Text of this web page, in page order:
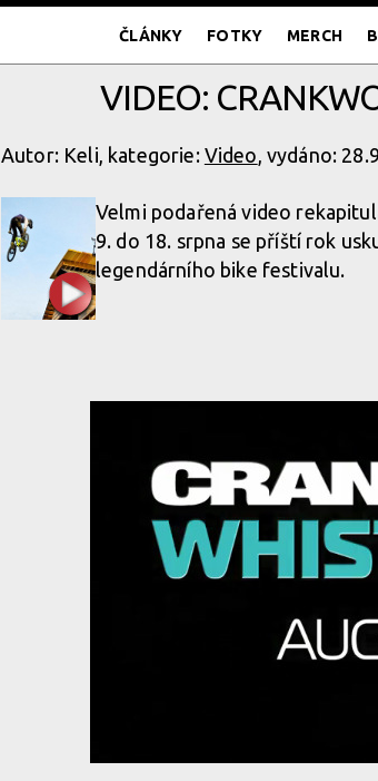
ČLÁNKY FOTKY MERCH
VIDEO:
Autor: Keli, kategorie: Video, vydáno:
Velmi podařená video
9. do 18. srpna se příští rok
legendárního bike festivalu.